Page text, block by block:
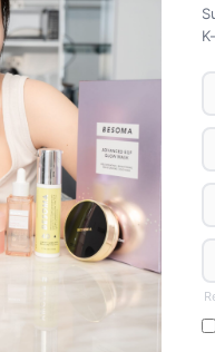
du
naturel
et les zones
laisser de film gras
agressions extérieures